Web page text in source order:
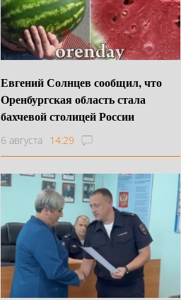
Евгений Солнцев сообщил, что
Оренбургская область стала
бахчевой столицей России
6 августа 14:29